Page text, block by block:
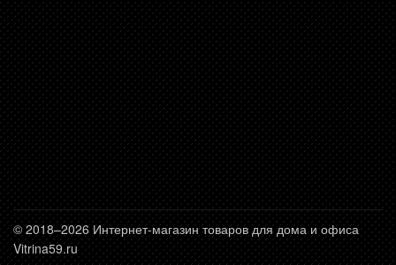
© 2018–2026 Интернет-магазин товаров для дома и офиса
Vitrina59.ru